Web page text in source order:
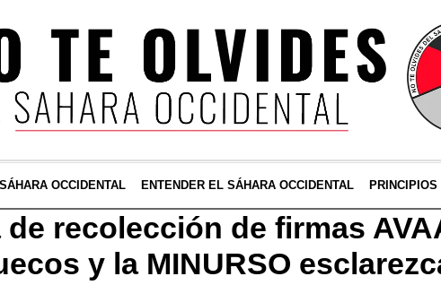
OCCIDENTAL ENTENDER EL SÁHARA OCCIDENTAL
de recolección de firmas
y la MINURSO